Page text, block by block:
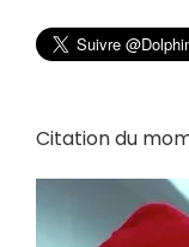
Citation du